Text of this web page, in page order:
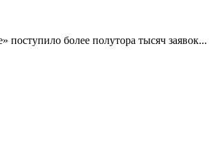
более полутора тысяч заявок...